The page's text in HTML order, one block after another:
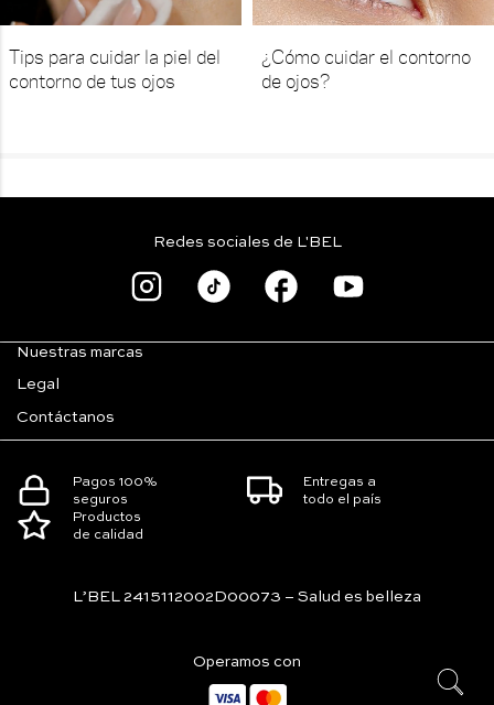
Tips para cuidar la piel del
contorno de tus ojos
¿Cómo cuidar el contorno
de ojos?
Nuestras marcas
Legal
Contáctanos
Redes sociales de L'BEL
Pagos 100%
seguros
Entregas a
todo el país
Productos
de calidad
L’BEL 2415112002D00073 – Salud es belleza
Operamos con